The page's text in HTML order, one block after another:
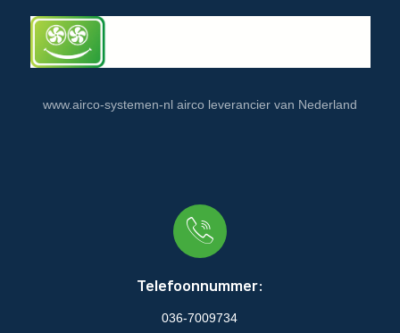
www.airco-systemen-nl airco leverancier van Nederland
Telefoonnummer:
036-7009734